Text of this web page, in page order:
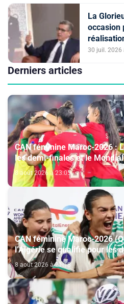
La
occasion
conduite
30 juil. 2026
Derniers articles
CAN féminine Maroc-2026 :
les demi-finales et le
face à l’Afrique du Sud (2-1)
8 août 2026 à 23:05
CAN féminine Maroc-2026
l’Algérie se qualifie pour les
Côte d’Ivoire (2-1)
8 août 2026 à 21:18